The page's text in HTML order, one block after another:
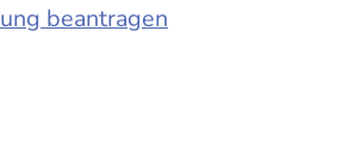
beantragen